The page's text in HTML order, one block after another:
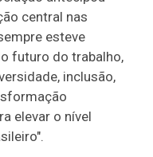
central nas
esteve
futuro do trabalho,
inclusão,
elevar o nível